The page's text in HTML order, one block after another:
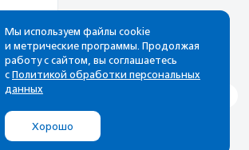
Подписаться
Мы используем файлы cookie
и метрические программы. Продолжая
работу с сайтом, вы соглашаетесь
с Политикой обработки персональных
данных
Хорошо